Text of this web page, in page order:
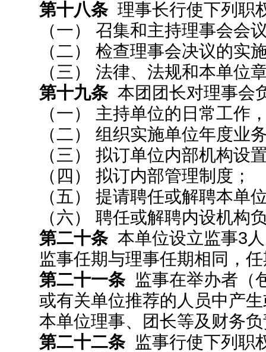
第十八条 理事长行使下列职
（一） 召集和主持理事会会
（二） 检查理事会决议的实
（三） 法律、法规和本单位
第十九条 本团团长对理事会
（一） 主持单位的日常工作
（二） 组织实施单位年度业
（三） 拟订单位内部机构设
（四） 拟订内部管理制度；
（五） 提请聘任或解聘本单
（六） 聘任或解聘内设机构
第二十条 本单位设立监事3
监事任期与理事任期相同，
第二十一条 监事在举办者（
或有关单位推荐的人员中产
本单位理事、团长等及财务
第二十二条 监事行使下列职